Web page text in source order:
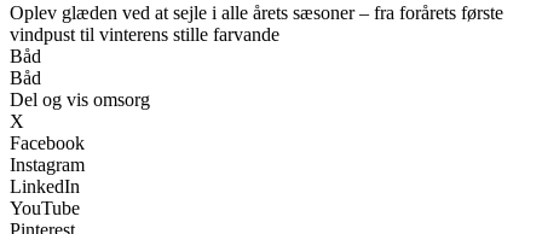
Oplev glæden ved at sejle i alle årets sæsoner – fra forårets første
vindpust til vinterens stille farvande
Båd
Båd
Del og vis omsorg
X
Facebook
Instagram
LinkedIn
YouTube
Pinterest